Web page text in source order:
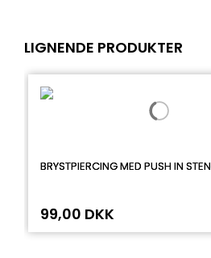
LIGNENDE PRODUKTER
BRYSTPIERCING MED PUSH IN STEN
99,00 DKK